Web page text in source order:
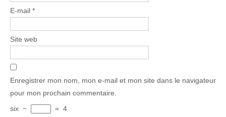
E-mail *
Site web
Enregistrer mon nom, mon e-mail et mon site dans le navigateur
pour mon prochain commentaire.
six − = 4